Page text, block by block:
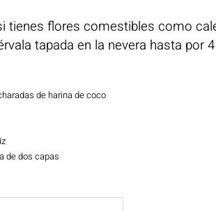
tienes flores comestibles como
tapada en la nevera hasta por
de harina de coco
de dos capas